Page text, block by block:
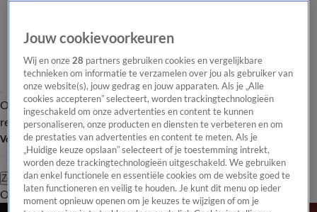
Overzicht Laatste nieuws Regionieuws Het beste van Hart
Tip de
redactie
Volg Hart van Nederland
Zoeken
OverzichtRegioUitzendingenWeerTip de redactiePanelVideo's
Jouw cookievoorkeuren
Wij en onze28 partners gebruiken cookies en vergelijkbare
technieken om informatie te verzamelen over jou als gebruiker van
onze website(s), jouw gedrag en jouw apparaten. Als je „Alle
cookies accepteren” selecteert, worden trackingtechnologieën
ingeschakeld om onze advertenties en content te kunnen
personaliseren, onze producten en diensten te verbeteren en om
de prestaties van advertenties en content te meten. Als je
„Huidige keuze opslaan” selecteert of je toestemming intrekt,
worden deze trackingtechnologieën uitgeschakeld. We gebruiken
dan enkel functionele en essentiële cookies om de website goed te
laten functioneren en veilig te houden. Je kunt dit menu op ieder
moment opnieuw openen om je keuzes te wijzigen of om je